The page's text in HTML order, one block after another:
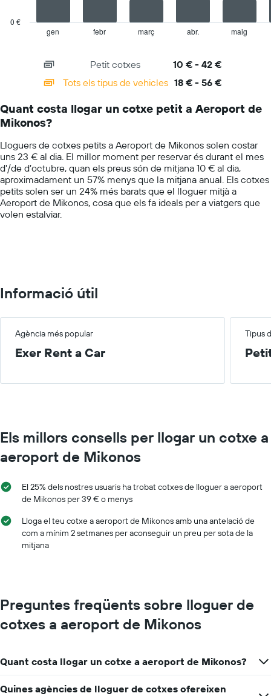
diari
lloguer
has
categories.
categories.
The
has
1
Y
axis
displaying
values.
Range:
gen febr març abr. maig
0 €
Petit cotxes
10 € - 42 €
Tots els tipus de vehicles 18 € - 56 €
Quant costa llogar un cotxe petit a Aeroport de
Mikonos?
Lloguers de cotxes petits a Aeroport de Mikonos solen costar
uns 23 € al dia. El millor moment per reservar és durant el mes
d'/de d’octubre, quan els preus són de mitjana 10 € al dia,
aproximadament un 57% menys que la mitjana anual. Els cotxes
petits solen ser un 24% més barats que el lloguer mitjà a
Aeroport de Mikonos, cosa que els fa ideals per a viatgers que
volen estalviar.
Informació útil
Agència més popular Tipus
Exer Rent a Car
Els millors consells per llogar un cotxe a
aeroport de Mikonos
El 25% dels nostres usuaris ha trobat cotxes de lloguer a aeroport
de Mikonos per 39 € o menys
Lloga el teu cotxe a aeroport de Mikonos amb una antelació de
com a mínim 2 setmanes per aconseguir un preu per sota de la
mitjana
Preguntes freqüents sobre lloguer de
cotxes a aeroport de Mikonos
Quant costa llogar un cotxe a aeroport de Mikonos?
Quines agències de lloguer de cotxes ofereixen